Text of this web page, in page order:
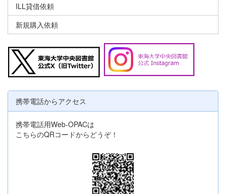
ILL貸借依頼
新規購入依頼
携帯電話からアクセス
携帯電話用Web-OPACは
こちらのQRコードからどうぞ！